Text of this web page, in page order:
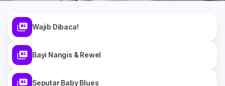
Wajib Dibaca!
Bayi Nangis & Rewel
Seputar Baby Blues